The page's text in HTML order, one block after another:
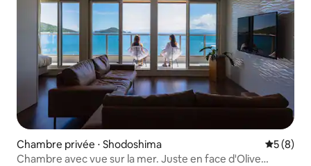
Chambre privée ⋅ Shodoshima
5 (8)
Chambre avec vue sur la mer. Juste en face d'Olive